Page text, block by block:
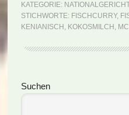
KATEGORIE:
STICHWORTE: FISCHCURRY,
KENIANISCH , KOKOSMILCH ,
Seitenspalte
Suchen